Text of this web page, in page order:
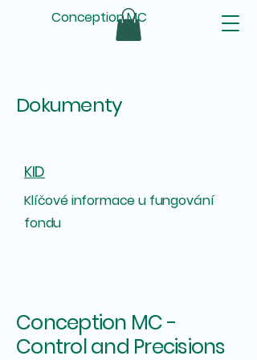
Conception MC
Dokumenty
KID
Klíčové informace u fungování
fondu
Conception MC -
Control and Precisions